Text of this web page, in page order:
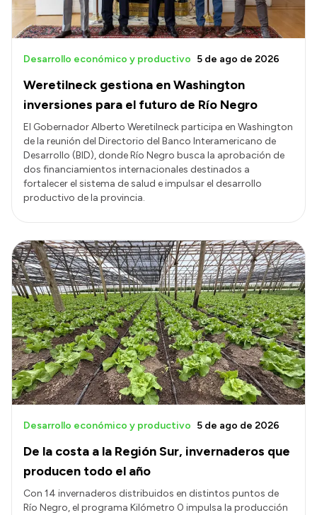
Weretilneck gestiona en Washington
inversiones para el futuro de Río Negro
Desarrollo económico y productivo 5 de ago de 2026
El Gobernador Alberto Weretilneck participa en Washington
de la reunión del Directorio del Banco Interamericano de
Desarrollo (BID), donde Río Negro busca la aprobación de
dos financiamientos internacionales destinados a
fortalecer el sistema de salud e impulsar el desarrollo
productivo de la provincia.
De la costa a la Región Sur, invernaderos que
producen todo el año
Desarrollo económico y productivo 5 de ago de 2026
Con 14 invernaderos distribuidos en distintos puntos de
Río Negro, el programa Kilómetro 0 impulsa la producción